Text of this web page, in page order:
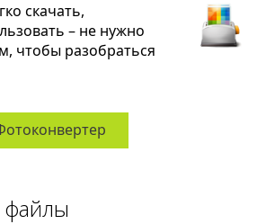
скачать,
– не нужно
чтобы разобраться
файлы